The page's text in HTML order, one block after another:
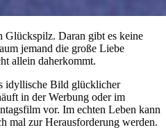
Daran gibt es keine
jemand die große Liebe
allein daherkommt.
idyllische Bild glücklicher
in der Werbung oder im
vor. Im echten Leben kann
mal zur Herausforderung werden.